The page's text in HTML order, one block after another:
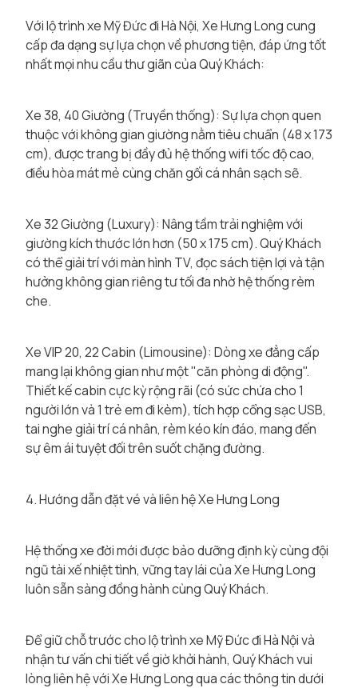
Với lộ trình xe Mỹ Đức đi Hà Nội, Xe Hưng Long cung
cấp đa dạng sự lựa chọn về phương tiện, đáp ứng tốt
nhất mọi nhu cầu thư giãn của Quý Khách:
Xe 38, 40 Giường (Truyền thống): Sự lựa chọn quen
thuộc với không gian giường nằm tiêu chuẩn (48 x 173
cm), được trang bị đầy đủ hệ thống wifi tốc độ cao,
điều hòa mát mẻ cùng chăn gối cá nhân sạch sẽ.
Xe 32 Giường (Luxury): Nâng tầm trải nghiệm với
giường kích thước lớn hơn (50 x 175 cm). Quý Khách
có thể giải trí với màn hình TV, đọc sách tiện lợi và tận
hưởng không gian riêng tư tối đa nhờ hệ thống rèm
che.
Xe VIP 20, 22 Cabin (Limousine): Dòng xe đẳng cấp
mang lại không gian như một "căn phòng di động".
Thiết kế cabin cực kỳ rộng rãi (có sức chứa cho 1
người lớn và 1 trẻ em đi kèm), tích hợp cổng sạc USB,
tai nghe giải trí cá nhân, rèm kéo kín đáo, mang đến
sự êm ái tuyệt đối trên suốt chặng đường.
4. Hướng dẫn đặt vé và liên hệ Xe Hưng Long
Hệ thống xe đời mới được bảo dưỡng định kỳ cùng đội
ngũ tài xế nhiệt tình, vững tay lái của Xe Hưng Long
luôn sẵn sàng đồng hành cùng Quý Khách.
Để giữ chỗ trước cho lộ trình xe Mỹ Đức đi Hà Nội và
nhận tư vấn chi tiết về giờ khởi hành, Quý Khách vui
lòng liên hệ với Xe Hưng Long qua các thông tin dưới